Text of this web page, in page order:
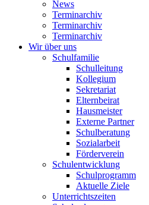
News
Terminarchiv
Terminarchiv
Terminarchiv
Wir über uns
Schulfamilie
Schulleitung
Kollegium
Sekretariat
Elternbeirat
Hausmeister
Externe Partner
Schulberatung
Sozialarbeit
Förderverein
Schulentwicklung
Schulprogramm
Aktuelle Ziele
Unterrichtszeiten